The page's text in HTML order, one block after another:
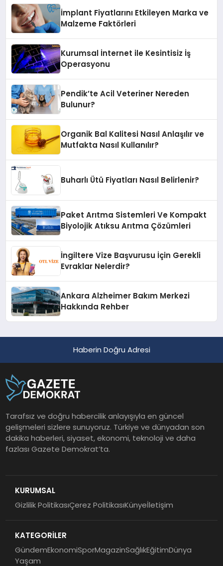
İmplant Fiyatlarını Etkileyen Marka ve
Malzeme Faktörleri
Kurumsal İnternet ile Kesintisiz İş
Operasyonu
Pendik’te Acil Veteriner Nereden
Bulunur?
Organik Bal Kalitesi Nasıl Anlaşılır ve
Mutfakta Nasıl Kullanılır?
Buharlı Ütü Fiyatları Nasıl Belirlenir?
Paket Arıtma Sistemleri Ve Kompakt
Biyolojik Atıksu Arıtma Çözümleri
İngiltere Vize Başvurusu İçin Gerekli
Evraklar Nelerdir?
Ankara Alzheimer Bakım Merkezi
Hakkında Rehber
Haberin Doğru Adresi
Tarafsız ve doğru habercilik anlayışıyla en güncel
gelişmeleri sizlere sunuyoruz. Türkiye ve dünyadan son
dakika haberleri, siyaset, ekonomi, teknoloji ve daha
fazlası Gazete Demokrat’ta.
KURUMSAL
Gizlilik PolitikasıÇerez PolitikasıKünyeİletişim
KATEGORİLER
GündemEkonomiSporMagazinSağlıkEğitimDünya
Yaşam